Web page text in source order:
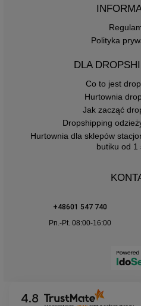
Polityka
DLA
Co to jest
Hurtownia
Jak zacząć
Dropshipping
Hurtownia dla sklepów
butiku od 1
+48601 547 740
Pn.-Pt. 08:00-16:00
4.8